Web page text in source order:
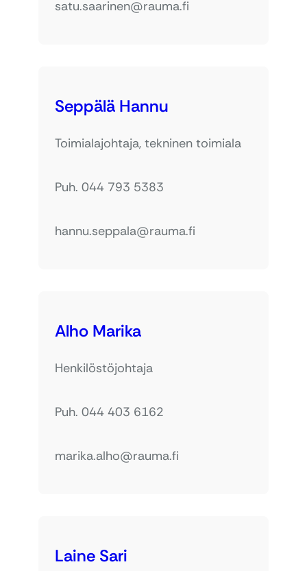
satu.saarinen@rauma.fi
Seppälä Hannu
Toimialajohtaja, tekninen toimiala
Puh. 044 793 5383
hannu.seppala@rauma.fi
Alho Marika
Henkilöstöjohtaja
Puh. 044 403 6162
marika.alho@rauma.fi
Laine Sari